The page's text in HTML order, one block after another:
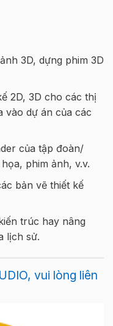
3D, dựng phim 3D
2D, 3D cho các thị
vào dự án của các
của tập đoàn/
phim ảnh, v.v.
bản vẽ thiết kế
trúc hay nâng
lịch sử.
vui lòng liên